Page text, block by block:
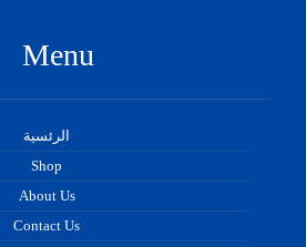
Menu
الرئسية
Shop
About Us
Contact Us